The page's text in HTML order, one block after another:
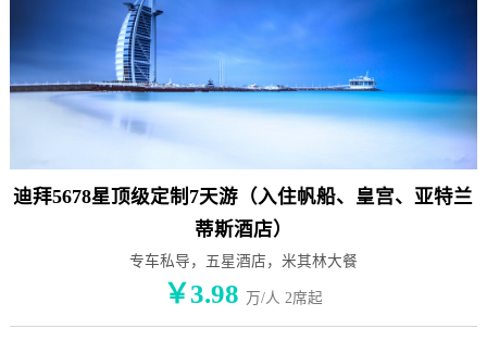
迪拜5678星顶级定制7天游（入住帆船、皇宫、亚特兰
蒂斯酒店）
专车私导，五星酒店，米其林大餐
￥3.98 万/人 2席起